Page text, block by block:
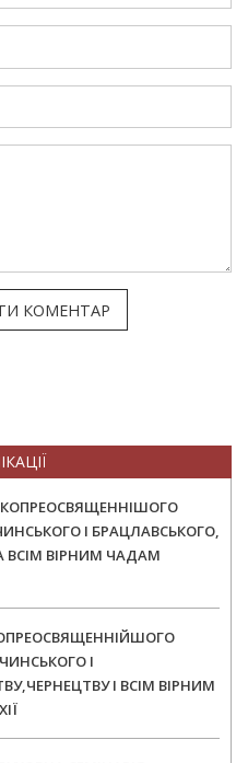
І БРАЦЛАВСЬКОГО,
ВСІМ ВІРНИМ ЧАДАМ
І
І ВСІМ ВІРНИМ